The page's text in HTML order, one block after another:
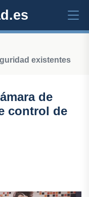
existentes
de
control de